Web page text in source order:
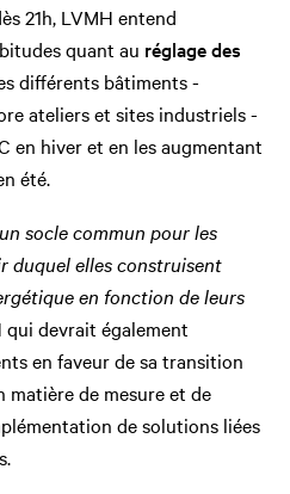
21h, LVMH entend
quant au réglage des
différents bâtiments -
ateliers et sites industriels -
en hiver et en les augmentant
été.
socle commun pour les
duquel elles construisent
en fonction de leurs
devrait également
en faveur de sa transition
matière de mesure et de
de solutions liées